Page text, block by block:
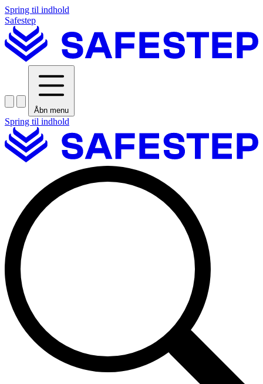
Spring til indhold
Safestep
Åbn menu
Spring til indhold